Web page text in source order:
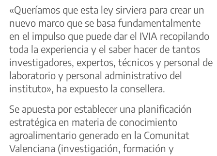
«Queríamos que esta ley sirviera para crear un
nuevo marco que se basa fundamentalmente
en el impulso que puede dar el IVIA recopilando
toda la experiencia y el saber hacer de tantos
investigadores, expertos, técnicos y personal de
laboratorio y personal administrativo del
instituto», ha expuesto la consellera.
Se apuesta por establecer una planificación
estratégica en materia de conocimiento
agroalimentario generado en la Comunitat
Valenciana (investigación, formación y